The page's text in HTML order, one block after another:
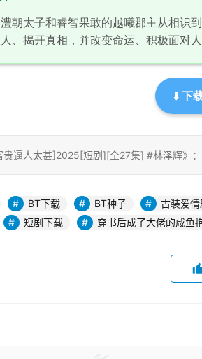
朝太子和睿智果敢的越曦郡主从相识
、揭开真相，并改变命运、积极面对人
⬇️ 下
贵逼人太甚]2025[短剧][全27集] #林泽辉
BT下载 BT种子 古装爱情
短剧下载 穿书后成了大佬的咸鱼